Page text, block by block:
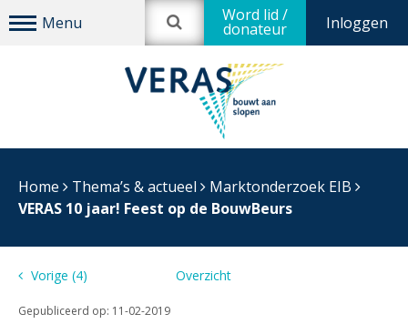
Inloggen
Word lid /
donateur
Home Thema’s & actueel
Marktonderzoek EIB
VERAS 10 jaar! Feest op de BouwBeurs
Vorige (4) Overzicht
Gepubliceerd op: 11-02-2019